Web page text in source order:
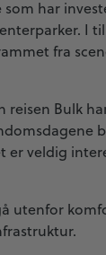
har
I
fra
reisen Bulk
er veldig
utenfor